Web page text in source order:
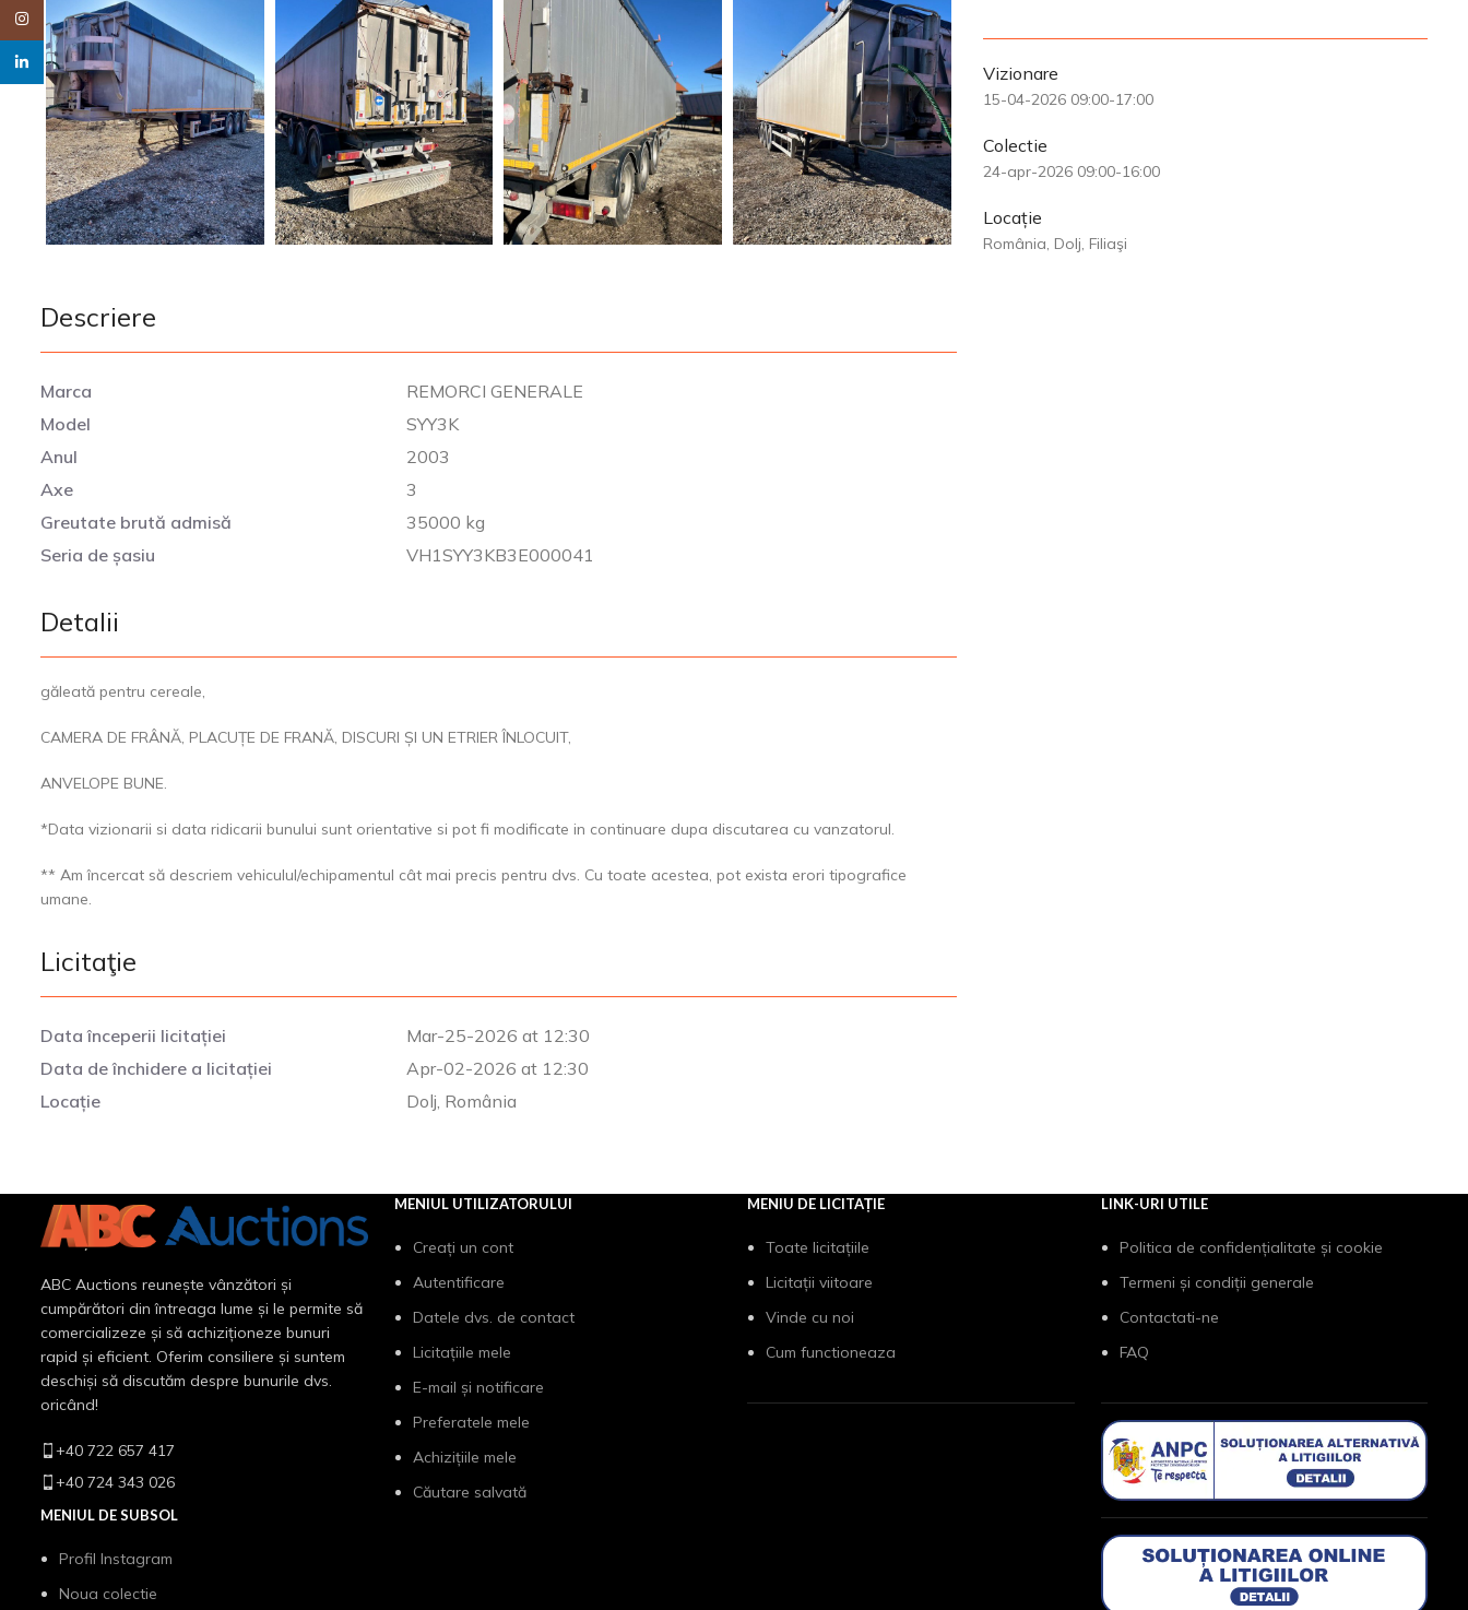
Instagram
linkedin
Descriere
Marca
REMORCI GENERALE
Model
SYY3K
Anul
2003
Axe
3
Greutate brută admisă
35000 kg
Seria de șasiu
VH1SYY3KB3E000041
Detalii
găleată pentru cereale,
CAMERA DE FRÂNĂ, PLACUȚE DE FRANĂ, DISCURI ȘI UN ETRIER ÎNLOCUIT,
ANVELOPE BUNE.
*Data vizionarii si data ridicarii bunului sunt orientative si pot fi modificate in continuare dupa discutarea cu vanzatorul.
** Am încercat să descriem vehiculul/echipamentul cât mai precis pentru dvs. Cu toate acestea, pot exista erori tipografice
umane.
Licitaţie
Data începerii licitației
Mar-25-2026 at 12:30
Data de închidere a licitației
Apr-02-2026 at 12:30
Locație
Dolj, România
Vizionare
15-04-2026 09:00-17:00
Colectie
24-apr-2026 09:00-16:00
Locație
România, Dolj, Filiaşi
ABC Auctions reunește vânzători și
cumpărători din întreaga lume și le permite să
comercializeze și să achiziționeze bunuri
rapid și eficient. Oferim consiliere și suntem
deschiși să discutăm despre bunurile dvs.
oricând!
+40 722 657 417
+40 724 343 026
MENIUL DE SUBSOL
Profil Instagram
Noua colectie
MENIUL UTILIZATORULUI
Creați un cont
Autentificare
Datele dvs. de contact
Licitațiile mele
E-mail și notificare
Preferatele mele
Achizițiile mele
Căutare salvată
MENIU DE LICITAȚIE
Toate licitațiile
Licitații viitoare
Vinde cu noi
Cum functioneaza
LINK-URI UTILE
Politica de confidențialitate și cookie
Termeni și condiții generale
Contactati-ne
FAQ